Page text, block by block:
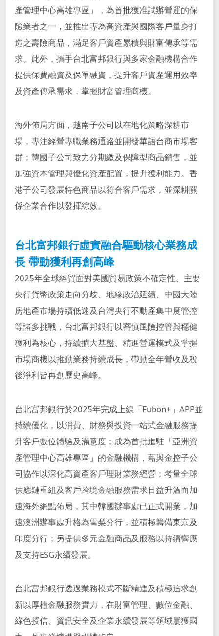
產管理中心高雄專區」，為首批獲准試辦營運的保
險業者之一，並推出專為高資產與國際客戶量身打
造之壽險商品，滿足客戶資產累積與財富傳承等需
求。此外，攜手台北富邦銀行與多家金融機構合作
提供保費融資及保單融資，提升客戶資產運用效率
及資產傳承需求，掌握財富管理商機。
海外佈局方面，越南子公司以在地化策略深耕市
場，專注經營專職業務通路並開發華語台商市場客
群；韓國子公司致力分期繳及保障型商品銷售，並
加強資本管理與優化資產配置，提升獲利能力。香
港子公司發展特色商品以符合客戶需求，並深耕關
係企業合作以發揮綜效。
台北富邦銀行虛實融合驅動核心業務成
長 帶動獲利再創高峰
2025年全球經貿面對美國貿易政策不確定性、主要
央行貨幣政策走向分歧、地緣政治延續、中國大陸
房地產市場持續低迷及台灣央行不動產集中度管控
等諸多挑戰，台北富邦銀行以審慎風險控管與穩健
獲利為核心，持續擴大基盤、精進營運模式及掌握
市場商機以推動業務持續成長，帶動全年營收及稅
後淨利皆再創歷史高峰。
台北富邦銀行於2025年完成上線「Fubon+」APP並
持續優化，以消費、財務與投資一站式金融服務提
升客戶數位體驗及滿意度；成為首批進駐「亞洲資
產管理中心高雄專區」的金融機構，藉與金控子公
司協作以深化高資產客戶理財業務經營；考量全球
供應鏈重組及客戶跨境金融服務需求日益升溫而加
速海外網點佈局，其中韓國辦事處已正式開業，加
速澳洲辦事處升格為雪梨分行，並積極籌備東京及
印度分行；另提供多元金融商品及服務以持續響應
及支持ESG永續發展。
台北富邦銀行透過業務模式不斷精進及積極追求創
新以厚植金融服務實力，在財富管理、數位金融、
綠色授信、資訊安全及企業永續發展等領域屢獲國